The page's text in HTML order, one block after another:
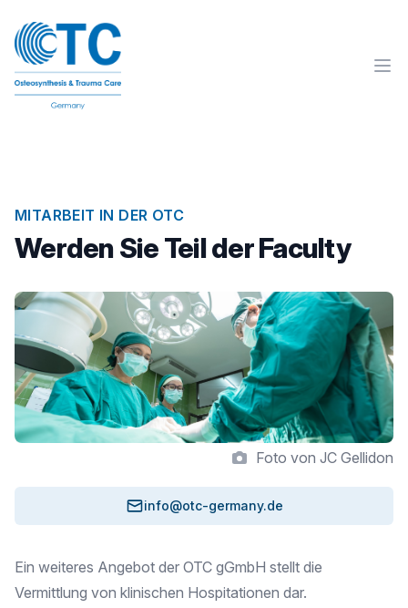
MITARBEIT IN DER OTC
Werden Sie Teil der Faculty
Foto von JC Gellidon
info@otc-germany.de
Ein weiteres Angebot der OTC gGmbH stellt die
Vermittlung von klinischen Hospitationen dar.